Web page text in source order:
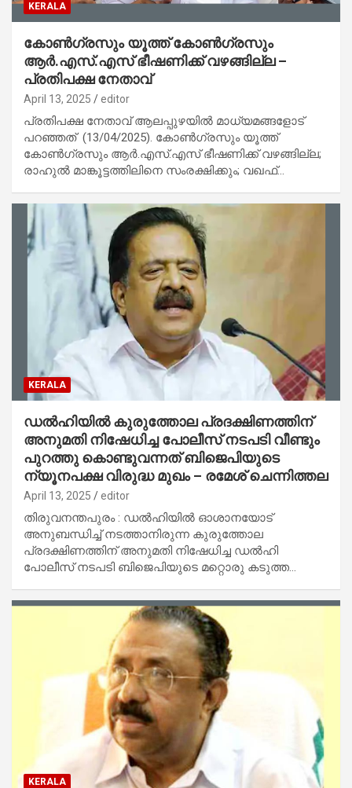
KERALA
കോണ്‍ഗ്രസും യൂത്ത് കോണ്‍ഗ്രസും
ആര്‍.എസ്.എസ് ഭീഷണിക്ക് വഴങ്ങില്ല –
പ്രതിപക്ഷ നേതാവ്
April 13, 2025 editor
പ്രതിപക്ഷ നേതാവ് ആലപ്പുഴയില്‍ മാധ്യമങ്ങളോട്
പറഞ്ഞത് (13/04/2025). കോണ്‍ഗ്രസും യൂത്ത്
കോണ്‍ഗ്രസും ആര്‍.എസ്.എസ് ഭീഷണിക്ക് വഴങ്ങില്ല;
രാഹുല്‍ മാങ്കൂട്ടത്തിലിനെ സംരക്ഷിക്കും; വഖഫ്…
KERALA
ഡല്‍ഹിയില്‍ കുരുത്തോല പ്രദക്ഷിണത്തിന്
അനുമതി നിഷേധിച്ച പോലീസ് നടപടി വീണ്ടും
പുറത്തു കൊണ്ടുവന്നത് ബിജെപിയുടെ
ന്യൂനപക്ഷ വിരുദ്ധ മുഖം – രമേശ് ചെന്നിത്തല
April 13, 2025 editor
തിരുവനന്തപുരം : ഡല്‍ഹിയില്‍ ഓശാനയോട്
അനുബന്ധിച്ച് നടത്താനിരുന്ന കുരുത്തോല
പ്രദക്ഷിണത്തിന് അനുമതി നിഷേധിച്ച ഡല്‍ഹി
പോലീസ് നടപടി ബിജെപിയുടെ മറ്റൊരു കടുത്ത…
KERALA